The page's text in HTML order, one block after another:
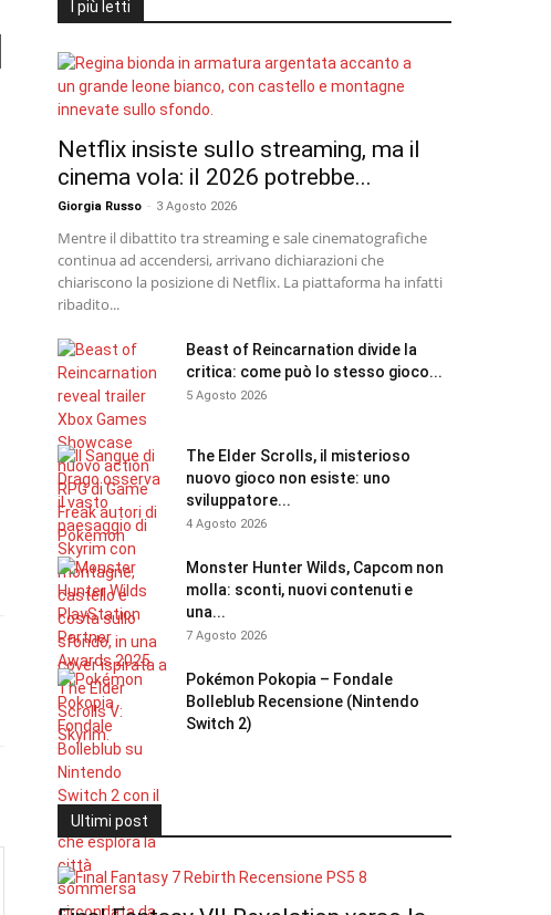
I più letti
Netflix insiste sullo streaming, ma il
cinema vola: il 2026 potrebbe...
Giorgia Russo - 3 Agosto 2026
Mentre il dibattito tra streaming e sale cinematografiche
continua ad accendersi, arrivano dichiarazioni che
chiariscono la posizione di Netflix. La piattaforma ha infatti
ribadito...
Beast of Reincarnation divide la
critica: come può lo stesso gioco...
5 Agosto 2026
The Elder Scrolls, il misterioso
nuovo gioco non esiste: uno
sviluppatore...
4 Agosto 2026
Monster Hunter Wilds, Capcom non
molla: sconti, nuovi contenuti e
una...
7 Agosto 2026
Pokémon Pokopia – Fondale
Bolleblub Recensione (Nintendo
Switch 2)
Ultimi post